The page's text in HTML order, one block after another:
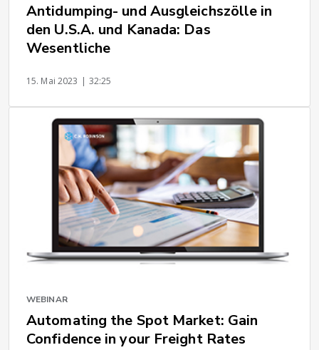
Antidumping- und Ausgleichszölle in
den U.S.A. und Kanada: Das
Wesentliche
15. Mai 2023 | 32:25
WEBINAR
Automating the Spot Market: Gain
Confidence in your Freight Rates